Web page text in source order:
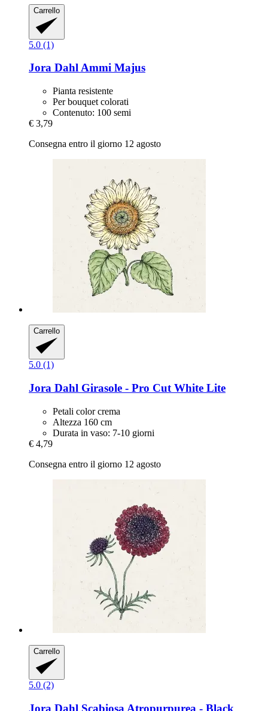
Carrello
5.0 (1)
Jora DahlAmmi Majus
Pianta resistente
Per bouquet colorati
Contenuto: 100 semi
€ 3,79
Consegna entro il giorno 12 agosto
Carrello
5.0 (1)
Jora Dahl Girasole -​ Pro Cut White Lite
Petali color crema
Altezza 160 cm
Durata in vaso: 7-10 giorni
€ 4,79
Consegna entro il giorno 12 agosto
Carrello
5.0 (2)
Jora Dahl Scabiosa Atropurpurea -​ Black